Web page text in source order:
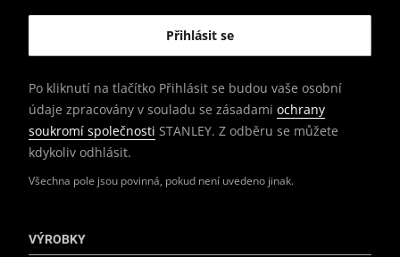
Všechna pole jsou povinná, pokud není uvedeno jinak.
Po kliknutí na tlačítko Přihlásit se budou vaše osobní
údaje zpracovány v souladu se zásadami ochrany
soukromí společnosti STANLEY. Z odběru se můžete
kdykoliv odhlásit.
VÝROBKY